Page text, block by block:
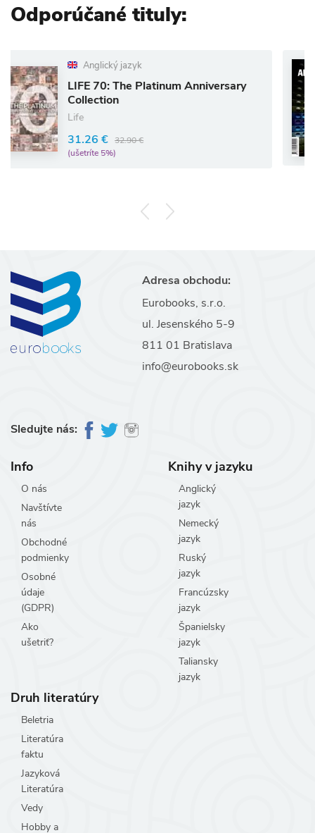
Odporúčané tituly:
jazyk
70: The Platinum Anniversary
€ 32.90 €
5%)
Adresa obchodu:
Eurobooks, s.r.o.
ul. Jesenského 5-9
811 01 Bratislava
info@eurobooks.sk
Sledujte nás:
Info
O nás
Navštívte
nás
Obchodné
podmienky
Osobné
údaje
(GDPR)
Ako
ušetriť?
Knihy v jazyku
Anglický
jazyk
Nemecký
jazyk
Ruský
jazyk
Francúzsky
jazyk
Španielsky
jazyk
Taliansky
jazyk
Druh literatúry
Beletria
Literatúra
faktu
Jazyková
Literatúra
Vedy
Hobby a